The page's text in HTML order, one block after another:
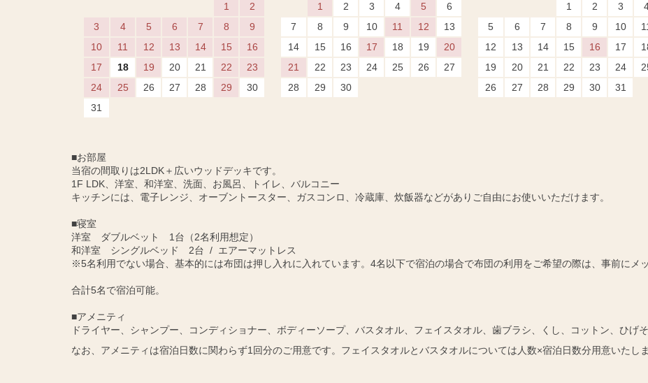
1
2
3
4 5 6 7 8
9
10
11 12 13 14 15
16
17
18 19 20 21 22
23
24
25 26 27 28 29
30
31
1
2 3 4 5
6
7
8 9 10 11 12
13
14
15 16 17 18 19
20
21
22 23 24 25 26
27
28
29 30
1
2 3
5
6 7 8 9 10
12
13 14 15 16 17
19
20 21 22 23 24
26
27 28 29 30 31
■お部屋
当宿の間取りは2LDK＋広いウッドデッキです。
1F LDK、洋室、和洋室、洗面、お風呂、トイレ、バルコニー
キッチンには、電子レンジ、オーブントースター、ガスコンロ、冷蔵庫、炊飯器などがありご自由にお使いいただけます。
■寝室
洋室 ダブルベット 1台（2名利用想定）
和洋室 シングルベッド 2台 / エアーマットレス
※5名利用でない場合、基本的には布団は押し入れに入れています。4名以下で宿泊の場合で布団の利用をご希望の際は、事前にメ
合計5名で宿泊可能。
■アメニティ
ドライヤー、シャンプー、コンディショナー、ボディーソープ、バスタオル、フェイスタオル、歯ブラシ、くし、コットン、ひげ
なお、アメニティは宿泊日数に関わらず1回分のご用意です。フェイスタオルとバスタオルについては人数×宿泊日数分用意いたし